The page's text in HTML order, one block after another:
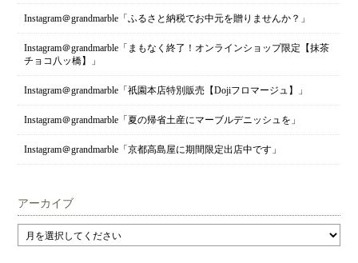
Instagram＠grandmarble「ふるさと納税でお中元を贈りませんか？」
Instagram＠grandmarble「まもなく終了！オンラインショップ限定【抹茶
チョコ八ッ橋】」
Instagram＠grandmarble「祇園本店特別販売【Dojiフロマージュ】」
Instagram＠grandmarble「夏の帰省土産にマーブルデニッシュを」
Instagram＠grandmarble「京都高島屋に期間限定出店中です」
アーカイブ